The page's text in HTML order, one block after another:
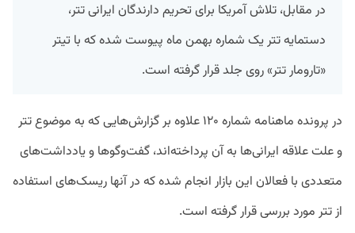
در مقابل، تلاش آمریکا برای تحریم دارندگان ایرانی تتر،
دستمایه تتر یک شماره بهمن ماه پیوست شده که با تیتر
«تارومار تتر» روی جلد قرار گرفته است.
در پرونده ماهنامه شماره ۱۲۰ علاوه بر گزارش‌هایی که به موضوع تتر
و علت علاقه ایرانی‌ها به آن پرداخته‌اند، گفت‌وگوها و یادداشت‌های
متعددی با فعالان این بازار انجام شده که در آنها ریسک‌های استفاده
از تتر مورد بررسی قرار گرفته است.